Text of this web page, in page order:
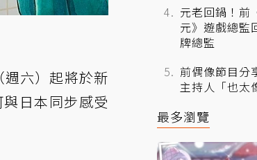
六）起將於新
日本同步感受
元老回鍋！前
元》遊戲總
牌總監
前偶像節目分
主持人「也太
最多瀏覽